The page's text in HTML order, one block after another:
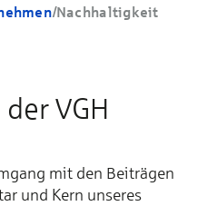
/Nachhaltigkeit
VGH
mit den Beiträgen
und Kern unseres